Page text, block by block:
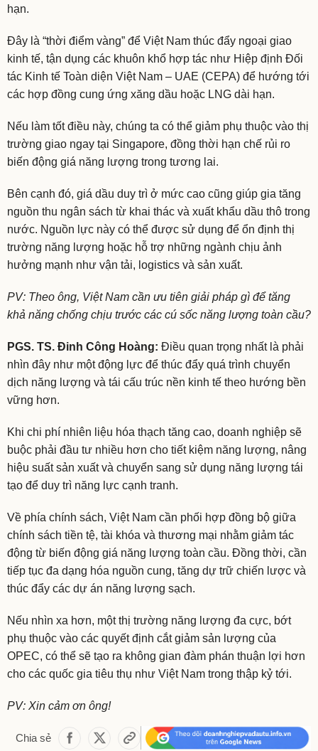
hạn.
Đây là “thời điểm vàng” để Việt Nam thúc đẩy ngoại giao
kinh tế, tận dụng các khuôn khổ hợp tác như Hiệp định Đối
tác Kinh tế Toàn diện Việt Nam – UAE (CEPA) để hướng tới
các hợp đồng cung ứng xăng dầu hoặc LNG dài hạn.
Nếu làm tốt điều này, chúng ta có thể giảm phụ thuộc vào thị
trường giao ngay tại Singapore, đồng thời hạn chế rủi ro
biến động giá năng lượng trong tương lai.
Bên cạnh đó, giá dầu duy trì ở mức cao cũng giúp gia tăng
nguồn thu ngân sách từ khai thác và xuất khẩu dầu thô trong
nước. Nguồn lực này có thể được sử dụng để ổn định thị
trường năng lượng hoặc hỗ trợ những ngành chịu ảnh
hưởng mạnh như vận tải, logistics và sản xuất.
PV: Theo ông, Việt Nam cần ưu tiên giải pháp gì để tăng
khả năng chống chịu trước các cú sốc năng lượng toàn cầu?
PGS. TS. Đinh Công Hoàng: Điều quan trọng nhất là phải
nhìn đây như một động lực để thúc đẩy quá trình chuyển
dịch năng lượng và tái cấu trúc nền kinh tế theo hướng bền
vững hơn.
Khi chi phí nhiên liệu hóa thạch tăng cao, doanh nghiệp sẽ
buộc phải đầu tư nhiều hơn cho tiết kiệm năng lượng, nâng
hiệu suất sản xuất và chuyển sang sử dụng năng lượng tái
tạo để duy trì năng lực cạnh tranh.
Về phía chính sách, Việt Nam cần phối hợp đồng bộ giữa
chính sách tiền tệ, tài khóa và thương mại nhằm giảm tác
động từ biến động giá năng lượng toàn cầu. Đồng thời, cần
tiếp tục đa dạng hóa nguồn cung, tăng dự trữ chiến lược và
thúc đẩy các dự án năng lượng sạch.
Nếu nhìn xa hơn, một thị trường năng lượng đa cực, bớt
phụ thuộc vào các quyết định cắt giảm sản lượng của
OPEC, có thể sẽ tạo ra không gian đàm phán thuận lợi hơn
cho các quốc gia tiêu thụ như Việt Nam trong thập kỷ tới.
PV: Xin cảm ơn ông!
Chia sẻ